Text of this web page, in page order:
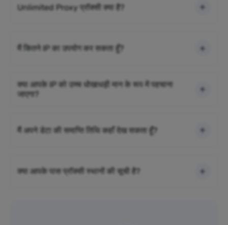
Unlimited Proxy प्रॉक्सी क्या है?
मैं कितने IP का उपयोग कर सकता हूँ?
क्या आपके IP को उच्च धोखाधड़ी मान के रूप में पहचाना
जाएगा?
मैं अपने डेटा की समाप्ति तिथि कहाँ देख सकता हूँ?
क्या आपके पास प्रॉक्सी स्थानों की सूची है?